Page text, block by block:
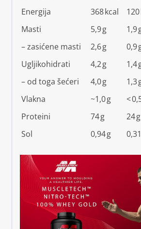
Energija
368 kcal
Masti
5,9 g
1,9
– zasićene masti
2,6 g
0,9
Ugljikohidrati
4,2 g
1,4
– od toga šećeri
4,0 g
1,3
Vlakna
~1,0 g
<
Proteini
74 g
24 g
Sol
0,94 g